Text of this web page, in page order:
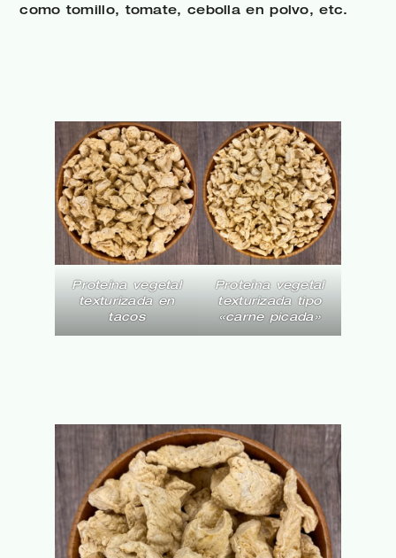
como tomillo, tomate, cebolla en polvo, etc.
Proteína vegetal
texturizada en
tacos
Proteína vegetal
texturizada tipo
«carne picada»